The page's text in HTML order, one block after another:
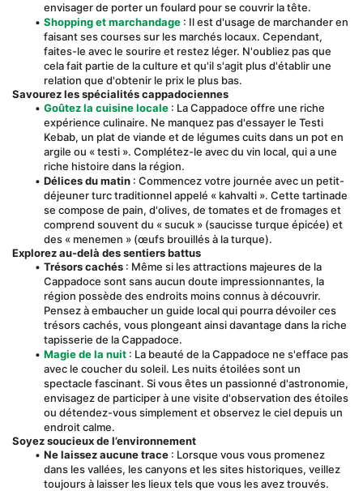
envisager de porter un foulard pour se couvrir la tête.
Shopping et marchandage : Il est d'usage de marchander en
faisant ses courses sur les marchés locaux. Cependant,
faites-le avec le sourire et restez léger. N'oubliez pas que
cela fait partie de la culture et qu'il s'agit plus d'établir une
relation que d'obtenir le prix le plus bas.
Savourez les spécialités cappadociennes
Goûtez la cuisine locale : La Cappadoce offre une riche
expérience culinaire. Ne manquez pas d'essayer le Testi
Kebab, un plat de viande et de légumes cuits dans un pot en
argile ou « testi ». Complétez-le avec du vin local, qui a une
riche histoire dans la région.
Délices du matin : Commencez votre journée avec un petit-
déjeuner turc traditionnel appelé « kahvalti ». Cette tartinade
se compose de pain, d'olives, de tomates et de fromages et
comprend souvent du « sucuk » (saucisse turque épicée) et
des « menemen » (œufs brouillés à la turque).
Explorez au-delà des sentiers battus
Trésors cachés : Même si les attractions majeures de la
Cappadoce sont sans aucun doute impressionnantes, la
région possède des endroits moins connus à découvrir.
Pensez à embaucher un guide local qui pourra dévoiler ces
trésors cachés, vous plongeant ainsi davantage dans la riche
tapisserie de la Cappadoce.
Magie de la nuit : La beauté de la Cappadoce ne s'efface pas
avec le coucher du soleil. Les nuits étoilées sont un
spectacle fascinant. Si vous êtes un passionné d'astronomie,
envisagez de participer à une visite d'observation des étoiles
ou détendez-vous simplement et observez le ciel depuis un
endroit calme.
Soyez soucieux de l’environnement
Ne laissez aucune trace : Lorsque vous vous promenez
dans les vallées, les canyons et les sites historiques, veillez
toujours à laisser les lieux tels que vous les avez trouvés.